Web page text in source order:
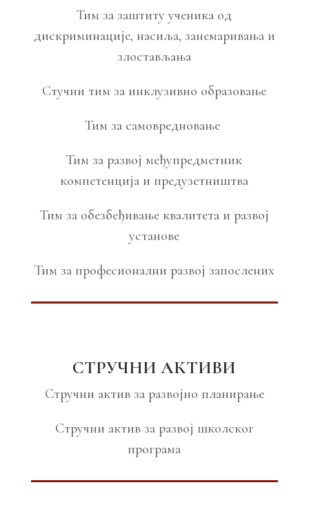
Тим за заштиту ученика од
дискриминације, насиља, занемаривања и
злостављања
Стучни тим за инклузивно образовање
Тим за самовредновање
Тим за развој међупредметник
компетенција и предузетништва
Тим за обезбеђивање квалитета и развој
установе
Тим за професионални развој запослених
СТРУЧНИ АКТИВИ
Стручни актив за развојно планирање
Стручни актив за развој школског
програма